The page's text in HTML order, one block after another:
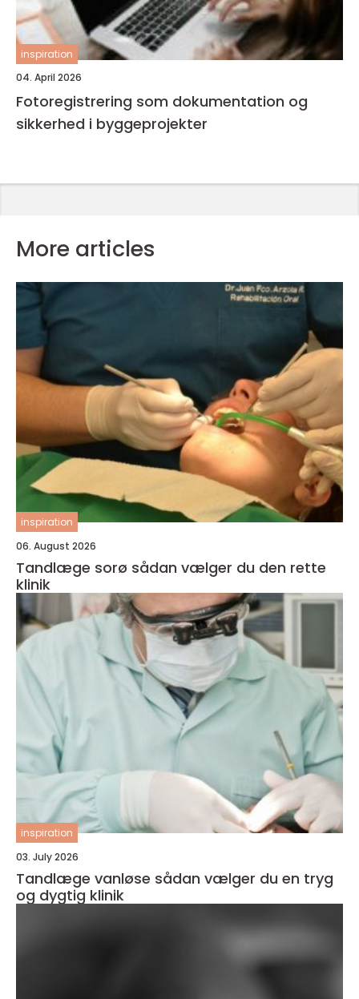
inspiration
04. April 2026
Fotoregistrering som dokumentation og
sikkerhed i byggeprojekter
More articles
inspiration
06. August 2026
Tandlæge sorø sådan vælger du den rette
klinik
inspiration
03. July 2026
Tandlæge vanløse sådan vælger du en tryg
og dygtig klinik